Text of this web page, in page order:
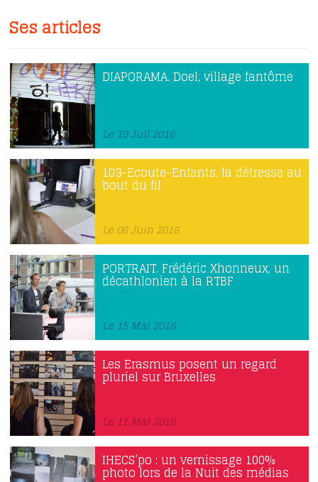
Ses articles
DIAPORAMA. Doel, village fantôme
Le 19 Juil 2016
103-Ecoute-Enfants, la détresse au
bout du fil
Le 06 Juin 2016
PORTRAIT. Frédéric Xhonneux, un
décathlonien à la RTBF
Le 15 Mai 2016
Les Erasmus posent un regard
pluriel sur Bruxelles
Le 11 Mai 2016
IHECS’po : un vernissage 100%
photo lors de la Nuit des médias